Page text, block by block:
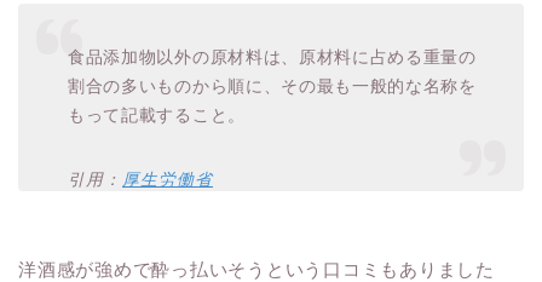
食品添加物以外の原材料は、原材料に占める重量の
割合の多いものから順に、その最も一般的な名称を
もって記載すること。
引用： 厚生労働省
洋酒感が強めで酔っ払いそうという口コミもありました